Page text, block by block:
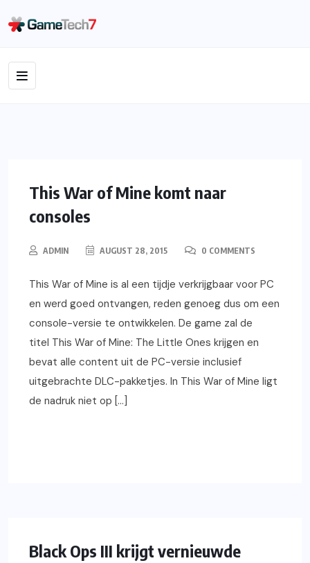
This War of Mine komt naar
consoles
ADMIN AUGUST 28, 2015 0 COMMENTS
This War of Mine is al een tijdje verkrijgbaar voor PC
en werd goed ontvangen, reden genoeg dus om een
console-versie te ontwikkelen. De game zal de
titel This War of Mine: The Little Ones krijgen en
bevat alle content uit de PC-versie inclusief
uitgebrachte DLC-pakketjes. In This War of Mine ligt
de nadruk niet op […]
PLAYSTATION
Black Ops III krijgt vernieuwde